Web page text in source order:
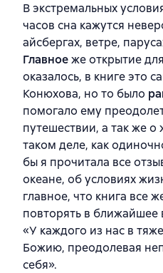
В экстремальных
часов сна кажутся
айсбергах, ветре,
Главноеже открытие
оказалось, в книге это
Конюхова, но то было
помогало ему
путешествии, а так же
таком деле, как
бы я прочитала все
океане, об условиях
главное, что книга все
повторять в
«У каждого из нас в
Божию, преодолевая
себя».